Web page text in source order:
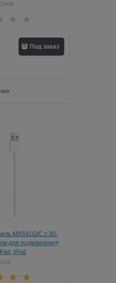
A
Под заказ
MA591G/C с 30-
для подключения
iPod
C